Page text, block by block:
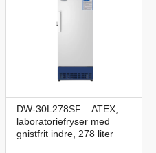
DW-30L278SF – ATEX,
laboratoriefryser med
gnistfrit indre, 278 liter